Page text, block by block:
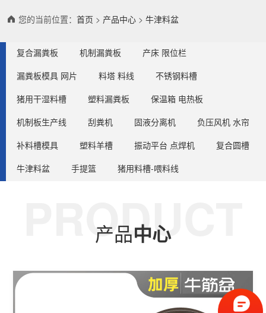
您的当前位置：首页 > 产品中心 >牛津料盆
复合漏粪板 机制漏粪板
产床 限位栏
漏粪板模具 网片
料塔 料线
不锈钢料槽
猪用干湿料槽
塑料漏粪板
保温箱 电热板
机制板生产线
刮粪机 固液分离机
负压风机 水帘
补料槽模具
塑料羊槽 振动平台 点焊机
复合圆槽
牛津料盆
手提篮 猪用料槽-喂料线
产品中心
PRODUCT